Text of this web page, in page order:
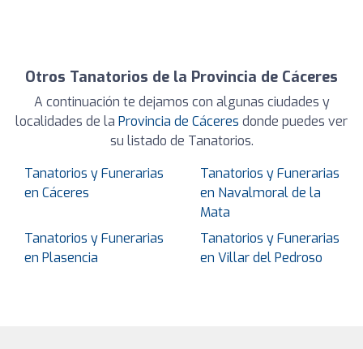
Otros Tanatorios de la Provincia de Cáceres
A continuación te dejamos con algunas ciudades y
localidades de la Provincia de Cáceres donde puedes ver
su listado de Tanatorios.
Tanatorios y Funerarias
en Cáceres
Tanatorios y Funerarias
en Navalmoral de la
Mata
Tanatorios y Funerarias
en Plasencia
Tanatorios y Funerarias
en Villar del Pedroso